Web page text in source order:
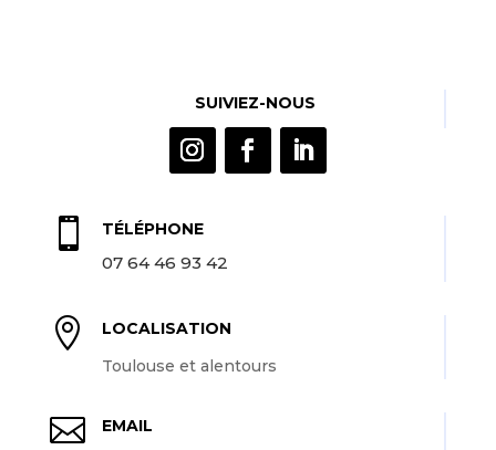
SUIVIEZ-NOUS
 TÉLÉPHONE
07 64 46 93 42

LOCALISATION
Toulouse et alentours

EMAIL